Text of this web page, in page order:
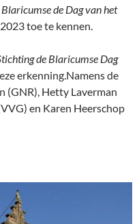
Blaricumse de Dag van het
toe te kennen.
de Blaricumse Dag
erkenning.Namens de
(GNR), Hetty Laverman
en Karen Heerschop